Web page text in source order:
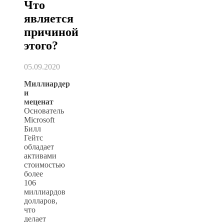
Что
является
причиной
этого?
05.09.2020
Миллиардер
и
меценат
Основатель
Microsoft
Билл
Гейтс
обладает
активами
стоимостью
более
106
миллиардов
долларов,
что
делает